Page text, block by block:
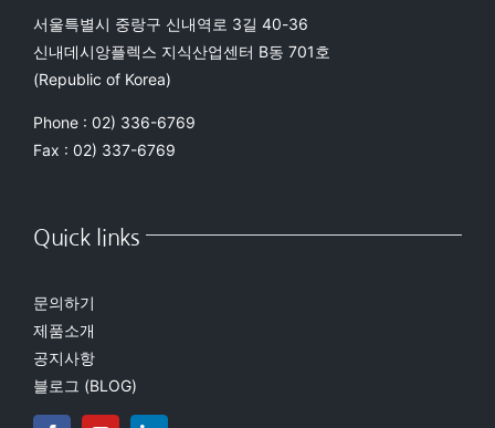
서울특별시 중랑구 신내역로 3길 40-36
신내데시앙플렉스 지식산업센터 B동 701호
(Republic of Korea)
Phone : 02) 336-6769
Fax : 02) 337-6769
Quick links
문의하기
제품소개
공지사항
블로그 (BLOG)